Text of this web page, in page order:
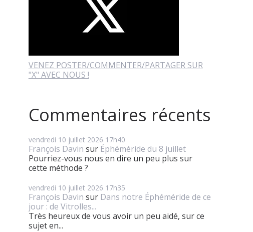
VENEZ POSTER/COMMENTER/PARTAGER SUR
"X" AVEC NOUS !
Commentaires récents
vendredi 10 juillet 2026 17h40
François Davin sur Éphéméride du 8 juillet
Pourriez-vous nous en dire un peu plus sur
cette méthode ?
vendredi 10 juillet 2026 17h35
François Davin sur Dans notre Éphéméride de ce
jour : de Vitrolles...
Très heureux de vous avoir un peu aidé, sur ce
sujet en...